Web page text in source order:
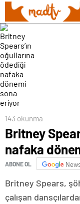
143 okunma
Britney
nafaka
ABONE OL
Britney Spears,
çalışan